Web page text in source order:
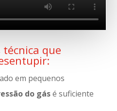
que
em pequenos
do gásé suficiente